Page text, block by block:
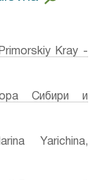
Kray -
Сибири и
Yarichina,